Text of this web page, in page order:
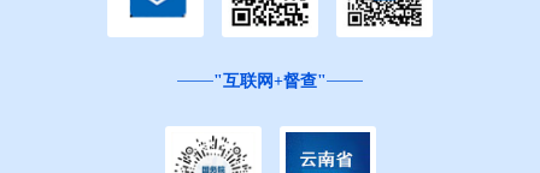
"互联网+督查"